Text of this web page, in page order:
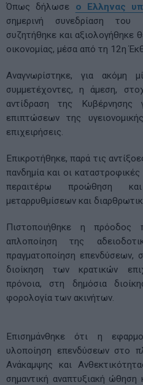
Όπως δήλωσε ο Ελληνας
σημερινή συνεδρίαση του
συζητήθηκε και αξιολογήθηκε
οικονομίας, μέσα από τη 12η
Αναγνωρίστηκε, για
συμμετέχοντες, η άμεση,
αντίδραση της Κυβέρνησης
επιπτώσεων της
επιχειρήσεις.
Επικροτήθηκε, παρά τις
πανδημία και οι
περαιτέρω προώθηση
μεταρρυθμίσεων και
Πιστοποιήθηκε η πρόοδος
απλοποίηση της
πραγματοποίηση επενδύσεων,
διοίκηση των κρατικών
πρόνοια, στη δημόσια
φορολογία των ακινήτων.
Επισημάνθηκε ότι η
υλοποίηση επενδύσεων στο
Ανάκαμψης και
σημαντική αναπτυξιακή ώθηση